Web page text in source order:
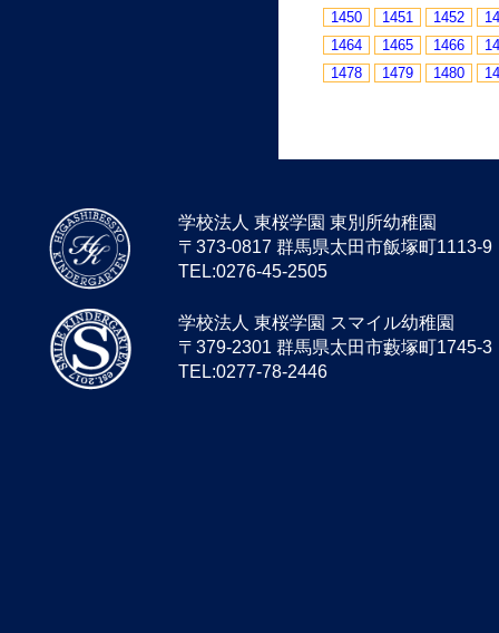
1450
1451 1452
1464
1465 1466
1478
1479 1480
学校法人 東桜学園 東別所幼稚園
〒373-0817 群馬県太田市飯塚町1113-9
TEL:0276-45-2505
学校法人 東桜学園 スマイル幼稚園
〒379-2301 群馬県太田市藪塚町1745-3
TEL:0277-78-2446